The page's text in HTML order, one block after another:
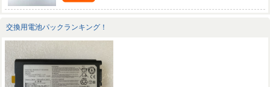
交換用電池パックランキング！